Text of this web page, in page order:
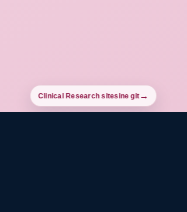
Clinical Research sitesine git